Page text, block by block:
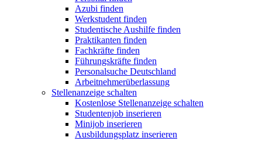
Azubi finden
Werkstudent finden
Studentische Aushilfe finden
Praktikanten finden
Fachkräfte finden
Führungskräfte finden
Personalsuche Deutschland
Arbeitnehmerüberlassung
Stellenanzeige schalten
Kostenlose Stellenanzeige schalten
Studentenjob inserieren
Minijob inserieren
Ausbildungsplatz inserieren